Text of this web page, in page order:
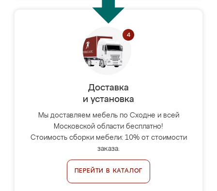
Доставка
и установка
Мы доставляем мебель по Сходне и всей
Московской области бесплатно!
Стоимость сборки мебели: 10% от стоимости
заказа.
ПЕРЕЙТИ В КАТАЛОГ